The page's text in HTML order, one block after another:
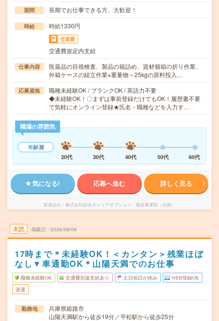
期間 長期でお仕事できる方、大歓迎！
時給 時給1330円
交通費
交通費規定内支給
仕事内容
医薬品の目視検査、製品の箱詰め、資材個箱の折り作業、
外箱ケースの組立作業※重量物～25kgの原料投入…
応募資格
職種未経験OK / ブランクOK / 英語力不要
◆未経験OK！〇まずは事前登録だけでもOK！履歴書不要
で気軽にオンライン登録★氏名・職種などを入力す…
職場の雰囲気
年齢層
20代
30代 40代 50代 60代
気になる! 応募へ進む 詳しく見る
派遣会社 株式会社綜合キャリアオプション 製造事業部（全国）
未読 掲載日 2026/08/06
17時まで＊未経験OK！＜カンタン＞残業ほぼ
なし▼車通勤OK＊山陽天満でのお仕事
職種未経験OK 交通費別途支給あり 土日祝日が休み WEB登録OK
派遣
勤務地
兵庫県姫路市
山陽天満駅から徒歩19分／平松駅から徒歩25分